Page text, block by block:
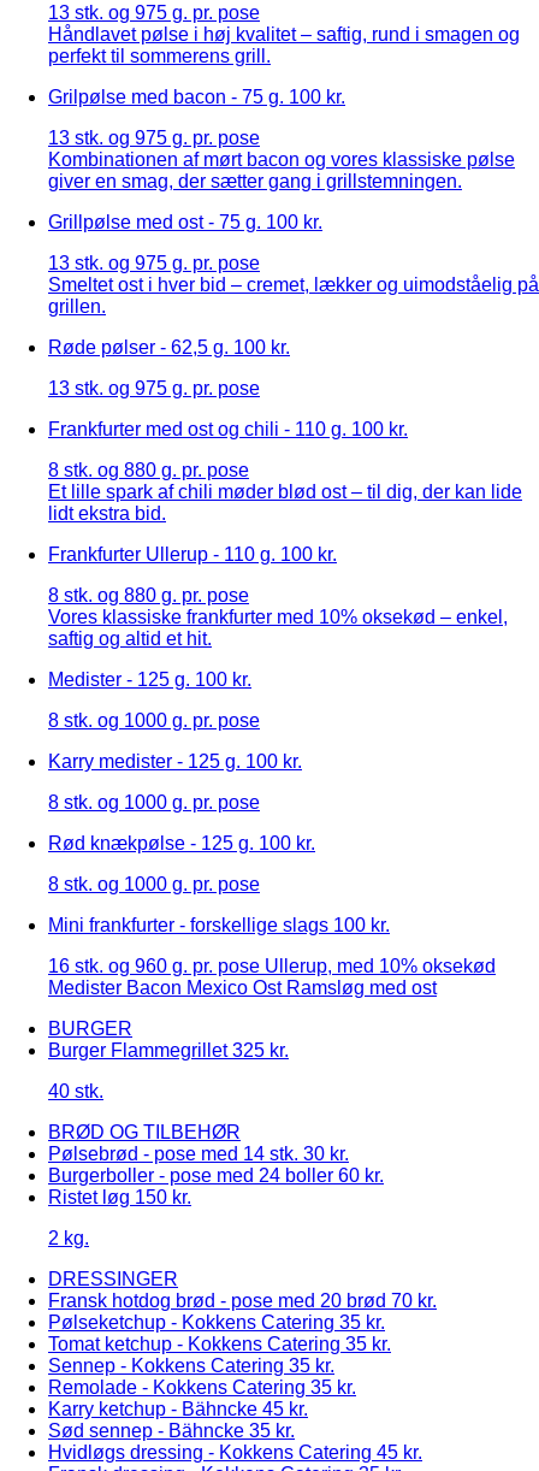
13 stk. og 975 g. pr. pose
Håndlavet pølse i høj kvalitet – saftig, rund i smagen og
perfekt til sommerens grill.
Grilpølse med bacon - 75 g. 100 kr.
13 stk. og 975 g. pr. pose
Kombinationen af mørt bacon og vores klassiske pølse
giver en smag, der sætter gang i grillstemningen.
Grillpølse med ost - 75 g. 100 kr.
13 stk. og 975 g. pr. pose
Smeltet ost i hver bid – cremet, lækker og uimodståelig på
grillen.
Røde pølser - 62,5 g. 100 kr.
13 stk. og 975 g. pr. pose
Frankfurter med ost og chili - 110 g. 100 kr.
8 stk. og 880 g. pr. pose
Et lille spark af chili møder blød ost – til dig, der kan lide
lidt ekstra bid.
Frankfurter Ullerup - 110 g. 100 kr.
8 stk. og 880 g. pr. pose
Vores klassiske frankfurter med 10% oksekød – enkel,
saftig og altid et hit.
Medister - 125 g. 100 kr.
8 stk. og 1000 g. pr. pose
Karry medister - 125 g. 100 kr.
8 stk. og 1000 g. pr. pose
Rød knækpølse - 125 g. 100 kr.
8 stk. og 1000 g. pr. pose
Mini frankfurter - forskellige slags 100 kr.
16 stk. og 960 g. pr. pose Ullerup, med 10% oksekød
Medister Bacon Mexico Ost Ramsløg med ost
BURGER
Burger Flammegrillet325 kr.
40 stk.
BRØD OG TILBEHØR
Pølsebrød - pose med 14 stk. 30 kr.
Burgerboller - pose med 24 boller 60 kr.
Ristet løg 150 kr.
2 kg.
DRESSINGER
Fransk hotdog brød - pose med 20 brød 70 kr.
Pølseketchup - Kokkens Catering 35 kr.
Tomat ketchup - Kokkens Catering 35 kr.
Sennep - Kokkens Catering 35 kr.
Remolade - Kokkens Catering 35 kr.
Karry ketchup - Bähncke 45 kr.
Sød sennep - Bähncke 35 kr.
Hvidløgs dressing - Kokkens Catering 45 kr.